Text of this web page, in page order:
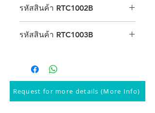
หลัก
2. ช่วงในการวัดตั้งแต่ 5 ถึง 100 kg
3. อายุการใช้งานของแบตเตอรี่ 100
ชั่วโมง
5.น้ำหนักโดยประมาณ 0.68 กิโลกรัม 6.
เป็นผลิตในประเทศญี่ปุ่น
รหัสสินค้า RTC1002B
กิโลกรัมได้
3. หน้าจอ LCD แสดงเป็นตัวเลขอ่านค่า
4. สามารถใช้แหล่งพลังงานสำรองจาก
ถ่านไฟฉายได้
รหัสสินค้า RTC1003B
2. อ่านค่าได้ง่าย สามารถวัดค่าได้ทั้ง
แบบปอนด์และกิโลกรัม
3. โครงสร้างทำจากอลูมิเนียม เคลือบ
ด้วยสารป้องกันรอยขีดข่วนและรังสี UV
4. สามารถใช้งานได้บ่อยตามต้องการ
Request for more details (More Info)